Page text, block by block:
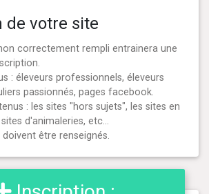
de votre site
correctement rempli entrainera une
: éleveurs professionnels, éleveurs
passionnés, pages facebook.
: les sites "hors sujets", les sites en
d'animaleries, etc...
être renseignés.